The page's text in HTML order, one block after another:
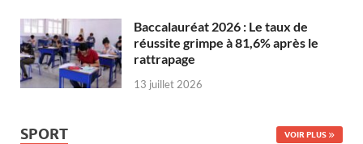
Baccalauréat 2026 : Le taux de
réussite grimpe à 81,6% après le
rattrapage
13 juillet 2026
SPORT VOIR PLUS